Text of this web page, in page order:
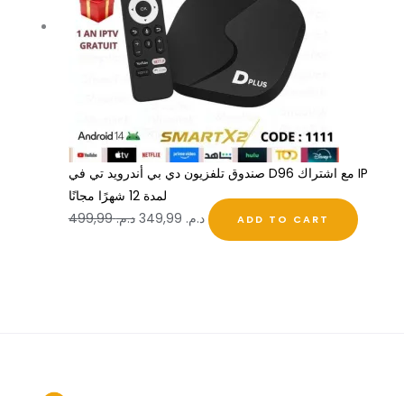
صندوق تلفزيون دي بي أندرويد تي في D96 مع اشتراك IP
لمدة 12 شهرًا مجانًا
د.م.499,99 د.م. ADD TO CART